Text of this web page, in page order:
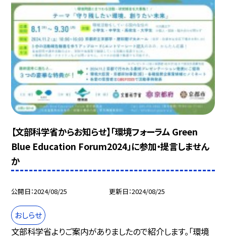
【文部科学省からお知らせ】「環境フォーラム Green
Blue Education Forum2024」に参加・提言しません
か
公開日 2024/08/25 更新日 2024/08/25
おしらせ
文部科学省よりご案内がありましたので紹介します。「環境